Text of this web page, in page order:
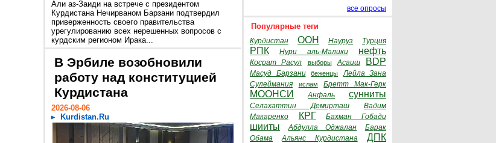
Али аз-Заиди на встрече с президентом
Курдистана Нечирваном Барзани подтвердил
приверженность своего правительства
урегулированию всех нерешенных вопросов с
курдским регионом Ирака...
В Эрбиле возобновили
работу над конституцией
Курдистана
2026-08-06
Kurdistan.Ru
все опросы
Популярные теги
Курдистан ООН Науруз Турция
РПК Нури аль-Малики нефть
Косрат Расул выборы Асаиш BDP
Масуд Барзани беженцы
Лейла Зана
Сулеймания
ислам Бретт Мак-Герк
МООНСИ Анфаль сунниты
Селахаттин Демирташ
Вадим
Макаренко
КРГ Бахман Гобади
шииты Абдулла Оджалан
Барак
Обама
Альянс Курдистана ДПК